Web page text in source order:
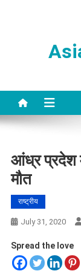
आंध्र प्रदेश
मौत
राष्ट्रीय
July 31, 2020
Spread the love